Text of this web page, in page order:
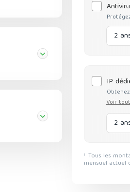
2
IP
Voir
2
1 Tous les montants sont affichés e USD, et les remises reflètent une réduction basée sur le tarif
mensuel actuel